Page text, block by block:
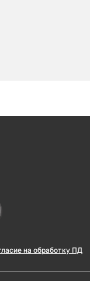
на обработку ПД